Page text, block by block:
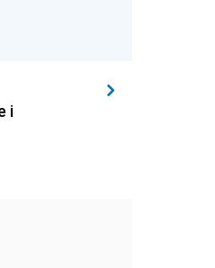
i